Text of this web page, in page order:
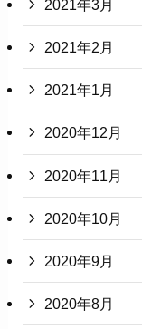
2021年3月
2021年2月
2021年1月
2020年12月
2020年11月
2020年10月
2020年9月
2020年8月